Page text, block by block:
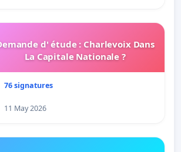
d' étude : Charlevoix Dans
La Capitale Nationale ?
76 signatures
11 May 2026